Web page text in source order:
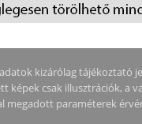
kizárólag tájékoztató
képek csak illusztrációk, a
megadott paraméterek